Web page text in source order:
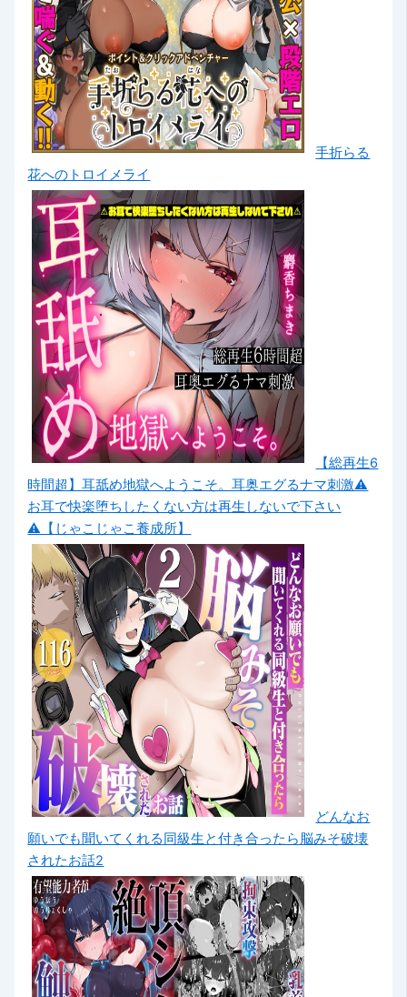
手折らる
花へのトロイメライ
【総再生6
時間超】耳舐め地獄へようこそ。耳奥エグるナマ刺激⚠
お耳で快楽堕ちしたくない方は再生しないで下さい
⚠【じゃこじゃこ養成所】
どんなお
願いでも聞いてくれる同級生と付き合ったら脳みそ破壊
されたお話2